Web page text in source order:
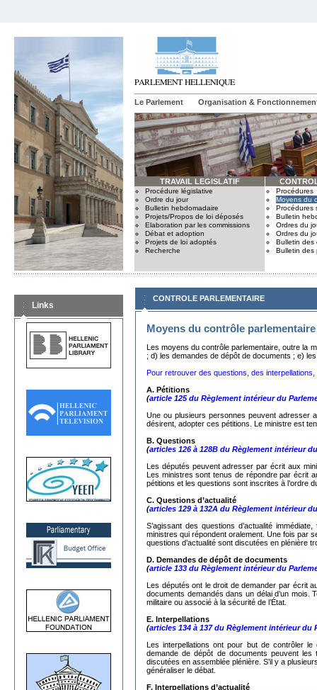
Le Parlement Organisation &
TRAVAIL LEGISLATIF
Procédure législative
Ordre du jour
Bulletin hebdomadaire
Projets/Propos de loi déposés
Elaboration par les commissions
Débat et adoption
Projets de loi adoptés
Recherche
Procédures
Moyens du
Procédures
Bulletin
Ordres du
Ordres du
Bulletin des
Bulletin des
Links
CONTROLE PARLEMENTAIRE
Moyens du contrôle parlementaire
Les moyens du contrôle parlementaire, outre la
; d) les demandes de dépôt de documents ; e)
Pour retrouver des questions, des
A. Pétitions
(article 125 du Règlement intérieur du
Une ou plusieurs personnes peuvent adresser
désirent, adopter ces pétitions. Le ministre est
Β. Questions
(articles 126 à 128B du Règlement intérieur
Les députés peuvent adresser par écrit aux
Les ministres sont tenus de répondre par écrit
pétitions et les questions sont inscrites à l’ordre
C. Questions d’actualité
(articles 129 à 132A du Règlement intérieur
S’agissant des questions d’actualité
ministres qui répondent oralement. Une fois par
questions d’actualité sont discutées en plénière
D. Demandes de dépôt de documents
(article 133 du Règlement intérieur du
Les députés ont le droit de demander par écrit
documents demandés dans un délai d’un
militaire ou associé à la sécurité de l’État.
Ε. Interpellations
(articles 134 à 137 du Règlement intérieur du
Les interpellations ont pour but de contrôler
demande de dépôt de documents peuvent les
discutées en assemblée plénière. S’il y a
généraliser le débat.
F. Interpellations d’actualité